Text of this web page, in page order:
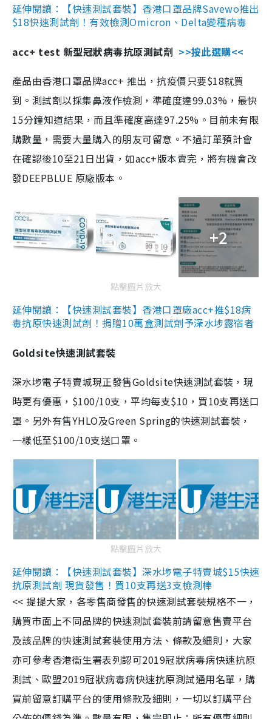
延伸閱讀：【快速測試套裝】香港口罩品牌Savewo推出
$18快速測試劑！有效檢測Omicron、Delta變種病毒
acc+ test 新型冠狀病毒抗原測試劑 >>按此選購<<
產品由香港口罩品牌acc+ 推出，抗疫價只要$18就買
到。測試劑以採集鼻液作檢測，準確度達99.03%，最快
15分鐘知道結果，而且準確度高達97.25%。目前未有限
購數量，需要大量購入的朋友可留意。不過訂單預計會
在確認後10至21日出貨，如acc+版本賣完，將有機會改
發DEEPBLUE 原廠版本。
+2
點擊圖片放大
延伸閱讀：【快速測試套裝】香港口罩廠acc+推$18病
毒抗原快速測試劑！捐贈10萬盒測試劑予深水埗露宿者
Goldsite快速測試套裝
深水埗電子特賣城現正發售Goldsite快速測試套裝，現
時更有優惠，$100/10支，平均每支$10，買10支再送口
罩。另外有售YHLO及Green Spring的快速測試套裝，
一樣低至$100/10支送口罩。
點擊圖片放大
延伸閱讀：【快速測試套裝】深水埗電子特賣城$15快速
抗原測試劑 現貨發售！買10支再送3支檢測棒
<< 提提大家，各零售商發售的快速測試套裝規格不一，
購買市面上不同品牌的快速測試套裝前請留意售賣平台
及該品牌的快速測試套裝使用方法、條款及細則，大家
亦可參考香港衞生署表列認可2019冠狀病毒病快速抗原
測試、歐盟2019冠狀病毒病快速抗原測試通用名單，購
買前留意訂購平台的使用條款及細則，一切以訂購平台